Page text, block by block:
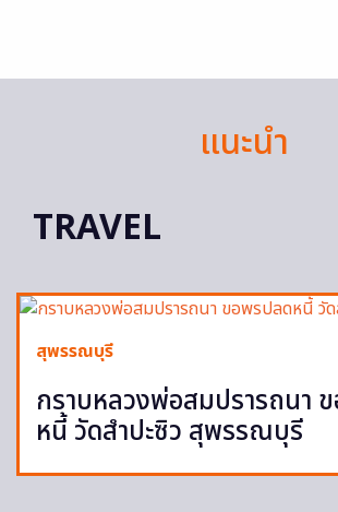
แนะนำ
TRAVEL
สุพรรณบุรี
กราบหลวงพ่อสมปรารถนา
หนี้ วัดสำปะซิว สุพรรณบุรี